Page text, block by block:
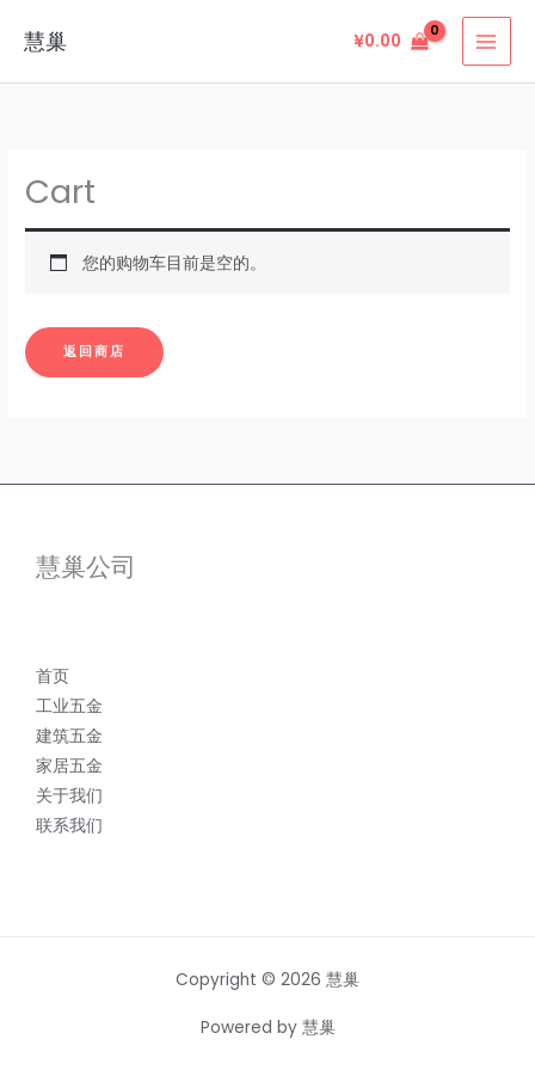
慧巢 ¥0.00
Cart
您的购物车目前是空的。
返回商店
慧巢公司
首页
工业五金
建筑五金
家居五金
关于我们
联系我们
Copyright © 2026 慧巢
Powered by 慧巢